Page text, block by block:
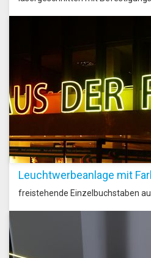
Leuchtwerbeanlage mit
freistehende Einzelbuchstaben